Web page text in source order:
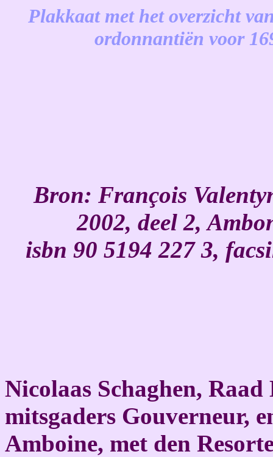
Plakkaat met het overzicht
ordonnantiën voor
Bron: François
2002, deel 2,
isbn 90 5194 227 3,
Nicolaas Schaghen,
mitsgaders Gouverneur,
Amboine, met den